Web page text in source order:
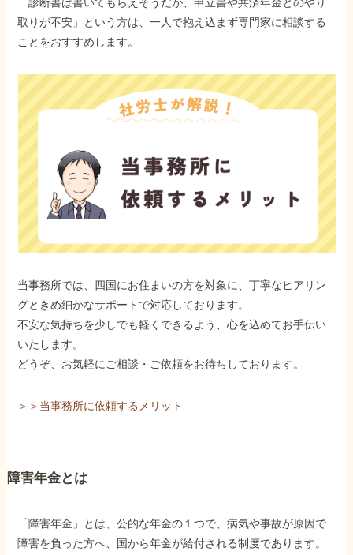
取りが不安」という方は、一人で抱え込まず専門家に相談する
ことをおすすめします。
当事務所では、四国にお住まいの方を対象に、丁寧なヒアリン
グときめ細かなサポートで対応しております。
不安な気持ちを少しでも軽くできるよう、心を込めてお手伝い
いたします。
どうぞ、お気軽にご相談・ご依頼をお待ちしております。
＞＞当事務所に依頼するメリット
障害年金とは
「障害年金」とは、公的な年金の１つで、病気や事故が原因で
障害を負った方へ、国から年金が給付される制度であります。